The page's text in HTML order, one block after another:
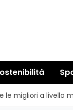
le migliori a livello